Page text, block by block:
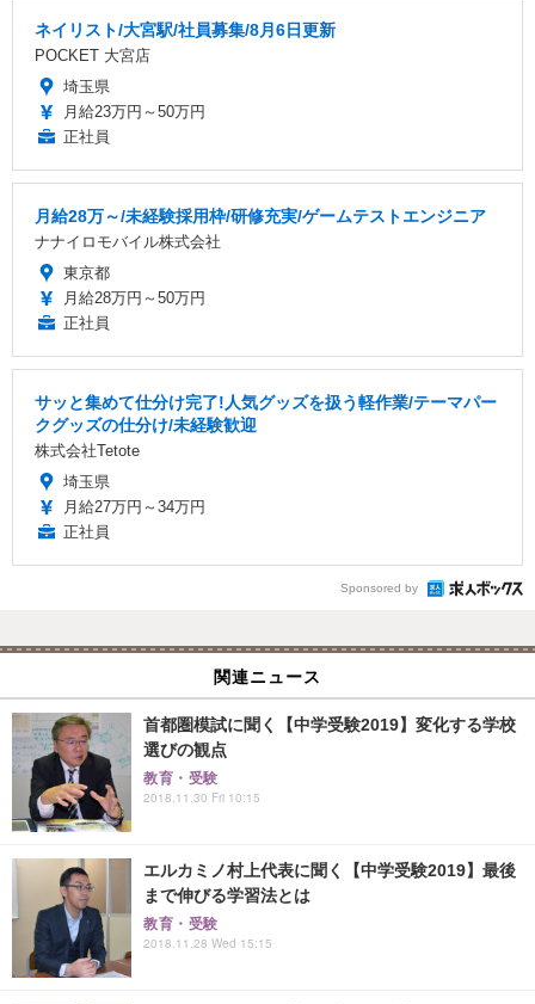
ネイリスト/大宮駅/社員募集/8月6日更新
POCKET 大宮店
埼玉県
月給23万円～50万円
正社員
月給28万～/未経験採用枠/研修充実/ゲームテストエンジニア
ナナイロモバイル株式会社
東京都
月給28万円～50万円
正社員
サッと集めて仕分け完了!人気グッズを扱う軽作業/テーマパー
クグッズの仕分け/未経験歓迎
株式会社Tetote
埼玉県
月給27万円～34万円
正社員
Sponsored by
関連ニュース
首都圏模試に聞く【中学受験2019】変化する学校
選びの観点
教育・受験
2018.11.30 Fri 10:15
エルカミノ村上代表に聞く【中学受験2019】最後
まで伸びる学習法とは
教育・受験
2018.11.28 Wed 15:15